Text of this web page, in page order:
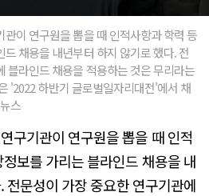
이 연구원을 뽑을 때 인적사항과 학력 등
채용을 내년부터 하지 않기로 했다. 전
블라인드 채용을 적용하는 것은 무리라는
'2022 하반기 글로벌일자리대전'에서 채
스
구기관이 연구원을 뽑을 때 인적
보를 가리는 블라인드 채용을 내
전문성이 가장 중요한 연구기관에